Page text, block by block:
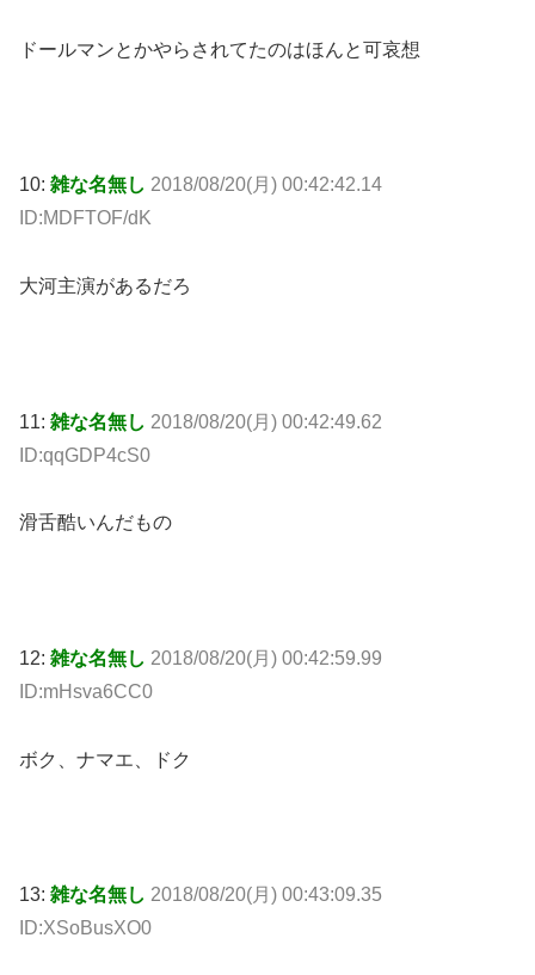
ドールマンとかやらされてたのはほんと可哀想
10: 雑な名無し 2018/08/20(月) 00:42:42.14
ID:MDFTOF/dK
大河主演があるだろ
11: 雑な名無し 2018/08/20(月) 00:42:49.62
ID:qqGDP4cS0
滑舌酷いんだもの
12: 雑な名無し 2018/08/20(月) 00:42:59.99
ID:mHsva6CC0
ボク、ナマエ、ドク
13: 雑な名無し 2018/08/20(月) 00:43:09.35
ID:XSoBusXO0